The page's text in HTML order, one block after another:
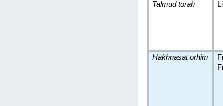
Talmud torah
Hakhnasat orhim